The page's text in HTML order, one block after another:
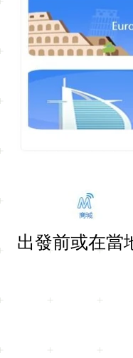
出發前或在當